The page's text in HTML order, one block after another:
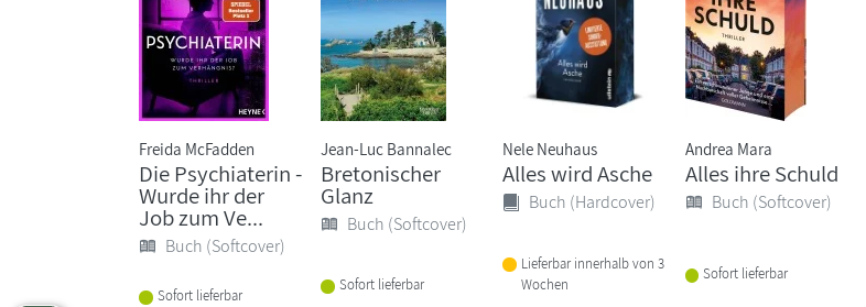
Freida McFadden
Die Psychiaterin -
Wurde ihr der
Job zum Ve...
Buch (Softcover)
Sofort lieferbar
Jean-Luc Bannalec
Bretonischer
Glanz
Buch (Softcover)
Sofort lieferbar
Nele Neuhaus
Alles wird Asche
Buch (Hardcover)
Lieferbar innerhalb von 3
Wochen
Andrea Mara
Alles ihre Schuld
Buch (Softcover)
Sofort lieferbar